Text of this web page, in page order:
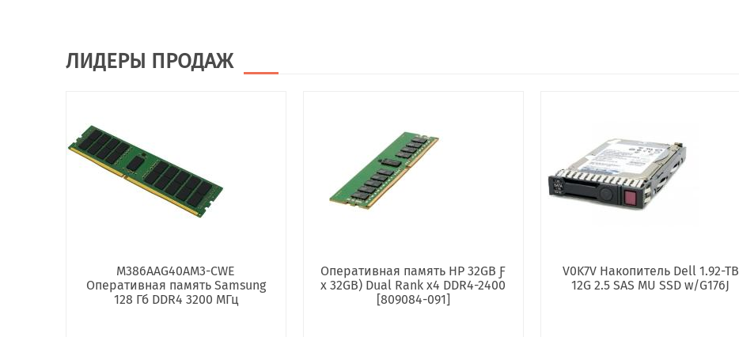
ЛИДЕРЫ ПРОДАЖ
M386AAG40AM3-CWE
Оперативная память Samsung
128 Гб DDR4 3200 МГц
Оперативная память HP 32GB Ƒ
x 32GB) Dual Rank x4 DDR4-2400
[809084-091]
V0K7V Накопитель Dell 1.92-TB
12G 2.5 SAS MU SSD w/G176J